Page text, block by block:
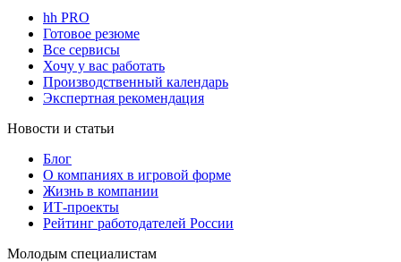
hh PRO
Готовое резюме
Все сервисы
Хочу у вас работать
Производственный календарь
Экспертная рекомендация
Новости и статьи
Блог
О компаниях в игровой форме
Жизнь в компании
ИТ-проекты
Рейтинг работодателей России
Молодым специалистам